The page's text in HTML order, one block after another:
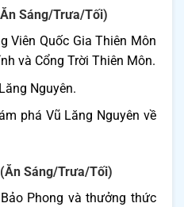
Sáng/Trưa/Tối)
Viên Quốc Gia Thiên Môn
và Cổng Trời Thiên Môn.
Nguyên.
phá Vũ Lăng Nguyên về
Sáng/Trưa/Tối)
Phong và thưởng thức